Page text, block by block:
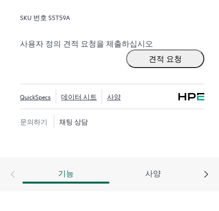
SKU 번호 S5T59A
사용자 정의 견적 요청을 제출하십시오
견적 요청
QuickSpecs 데이터 시트 사양
문의하기 채팅 상담
기능 사양